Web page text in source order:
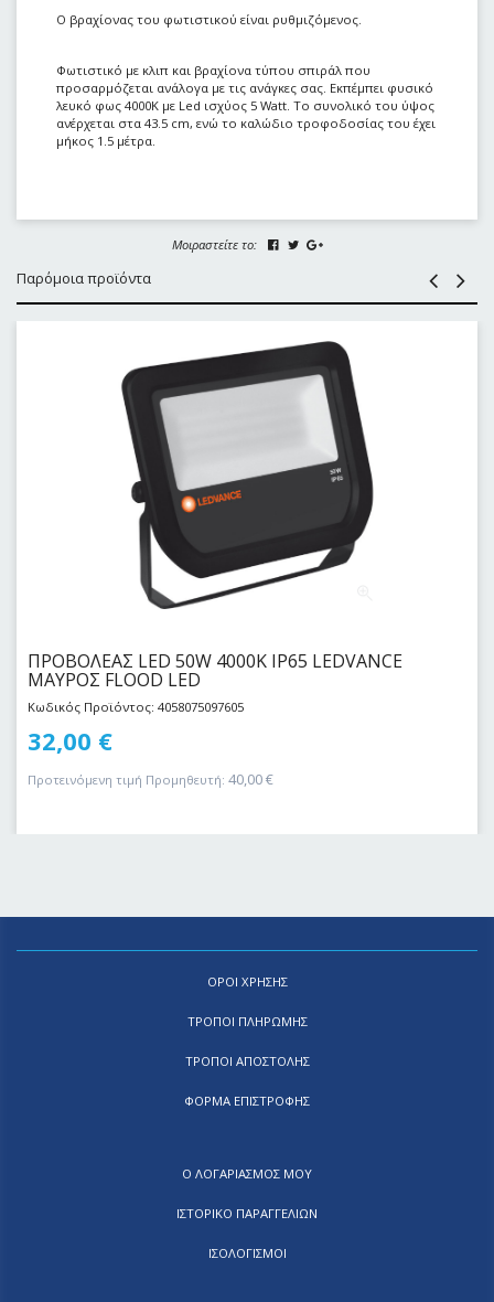
Ο βραχίονας του φωτιστικού είναι ρυθμιζόμενος.
Φωτιστικό με κλιπ και βραχίονα τύπου σπιράλ που
προσαρμόζεται ανάλογα με τις ανάγκες σας. Εκπέμπει φυσικό
λευκό φως 4000K με Led ισχύος 5 Watt. Το συνολικό του ύψος
ανέρχεται στα 43.5 cm, ενώ το καλώδιο τροφοδοσίας του έχει
μήκος 1.5 μέτρα.
Μοιραστείτε το:
Παρόμοια προϊόντα
ΠΡΟΒΟΛΕΑΣ LED 50W 4000Κ IP65 LEDVANCE
ΜΑΥΡΟΣ FLOOD LED
Κωδικός Προϊόντος: 4058075097605
32,00 €
Προτεινόμενη τιμή Προμηθευτή: 40,00€
ΟΡΟΙ ΧΡΗΣΗΣ
ΤΡΟΠΟΙ ΠΛΗΡΩΜΗΣ
ΤΡΟΠΟΙ ΑΠΟΣΤΟΛΗΣ
ΦΟΡΜΑ ΕΠΙΣΤΡΟΦΗΣ
Ο ΛΟΓΑΡΙΑΣΜΟΣ ΜΟΥ
ΙΣΤΟΡΙΚΟ ΠΑΡΑΓΓΕΛΙΩΝ
ΙΣΟΛΟΓΙΣΜΟΙ